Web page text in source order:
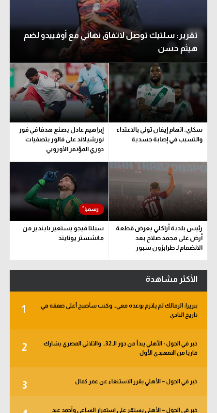
تقرير: سلتيك توصل لاتفاق نهائي مع أوفييدو لضم
هيثم حسن
سكاي: اتهام إيفان توني بالاعتداء
والتسبب في إصابة جسدية
إبراهيم عادل يصنع هدفا في فوز
نورشيلاند على فالور بتصفيات
دوري المؤتمر الأوروبي
رئيس بلدية أراكلي يعرض قطعة
أرض على محمد صلاح بعد
الانضمام لـ طرابزون سبور
سيلتا فيجو يستعير بايندير من
مانشستر يونايتد
الأكثر مشاهدة
1
بيزيرا: الزمالك لم يلتزم بوعده معي.. وكنت سأصبح أغلى صفقة في
تاريخ النادي
2
خبر في الجول - الأهلي يبدأ من دور الـ 32.. والثلاثي المصري يشارك
قاريا من التمهيدي الأول
3 خبر في الجول – الأهلي يقرر الاستنغاء عن عمر كمال
خبر في الجول – الأهلي يستقر على استمرار الساعي وأحمد عيد